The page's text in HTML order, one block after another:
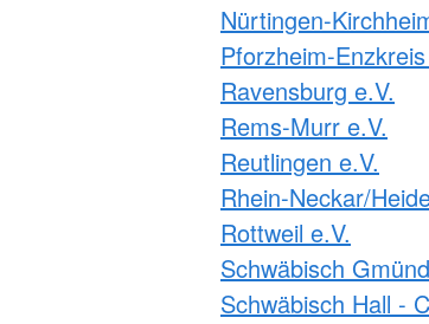
Nürtingen-
Pforzheim-
Ravensburg e.V.
Rems-Murr e.V.
Reutlingen e.V.
Rhein-Neckar/
Rottweil e.V.
Schwäbisch
Schwäbisch Hall -